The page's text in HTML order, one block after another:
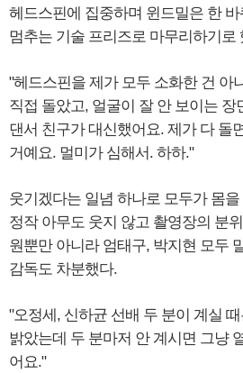
헤드스핀에 집중하며 윈드밀은 한
멈추는 기술 프리즈로 마무리하기로
"헤드스핀을 제가 모두 소화한 건 아
직접 돌았고, 얼굴이 잘 안 보이는 장
댄서 친구가 대신했어요. 제가 다 돌
거예요. 멀미가 심해서. 하하."
웃기겠다는 일념 하나로 모두가 몸
정작 아무도 웃지 않고 촬영장의 분
원뿐만 아니라 엄태구, 박지현 모두
감독도 차분했다.
"오정세, 신하균 선배 두 분이 계실
밝았는데 두 분마저 안 계시면 그냥
어요."